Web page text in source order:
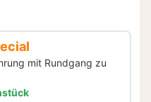
mit Rundgang zu